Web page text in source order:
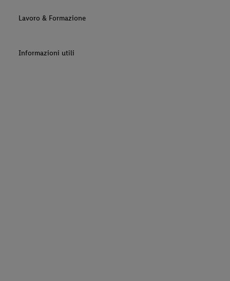
Lavoro & Formazione
Informazioni utili